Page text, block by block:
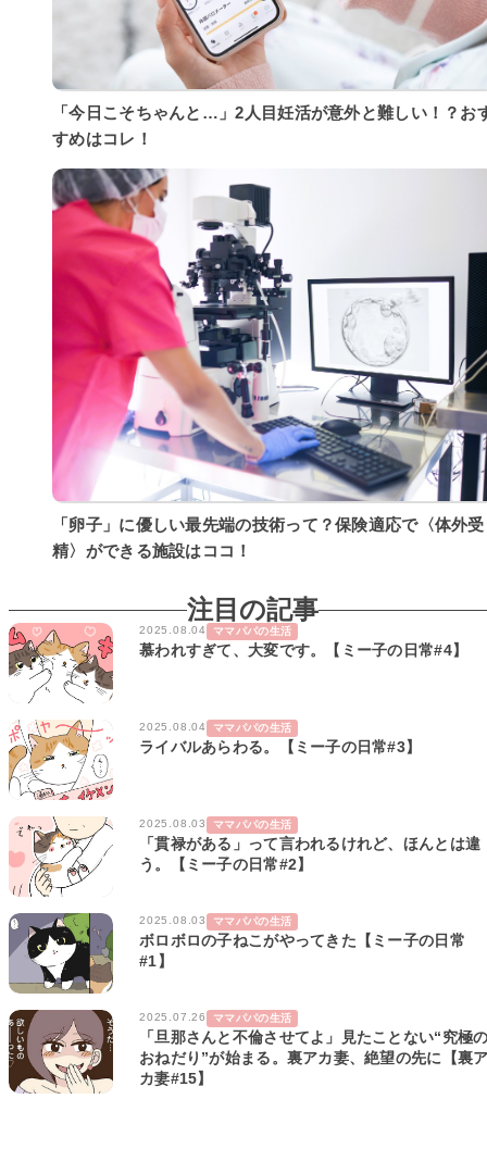
「今日こそちゃんと…」2人目妊活が意外と難しい！？お
すめはコレ！
「卵子」に優しい最先端の技術って？保険適応で〈体外受
精〉ができる施設はココ！
注目の記事
2025.08.04 ママパパの生活
慕われすぎて、大変です。【ミー子の日常#4】
2025.08.04 ママパパの生活
ライバルあらわる。【ミー子の日常#3】
2025.08.03 ママパパの生活
「貫禄がある」って言われるけれど、ほんとは違
う。【ミー子の日常#2】
2025.08.03 ママパパの生活
ボロボロの子ねこがやってきた【ミー子の日常
#1】
2025.07.26 ママパパの生活
「旦那さんと不倫させてよ」見たことない“究極
おねだり”が始まる。裏アカ妻、絶望の先に【裏
カ妻#15】